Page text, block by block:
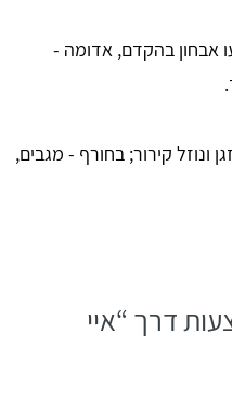
אבחון בהקדם, אדומה -
ונוזל קירור; בחורף - מגבים,
דרך “איי